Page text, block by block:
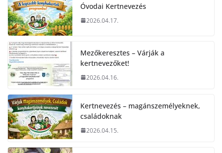
Óvodai Kertnevezés
2026.04.17.
Mezőkeresztes – Várják a
kertnevezőket!
2026.04.16.
Kertnevezés – magánszemélyeknek,
családoknak
2026.04.15.